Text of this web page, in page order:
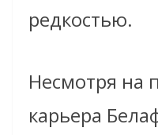
редкостью.
Несмотря на
карьера